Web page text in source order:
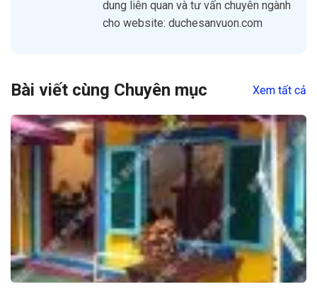
dung liên quan và tư vấn chuyên ngành
cho website: duchesanvuon.com
Bài viết cùng Chuyên mục Xem tất cả